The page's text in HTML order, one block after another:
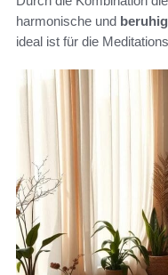
harmonische und
ideal ist für die